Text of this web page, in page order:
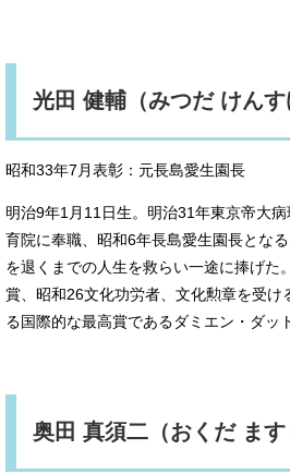
光田 健輔（みつだ けんす
昭和33年7月表彰：元長島愛生園長
明治9年1月11日生。明治31年東京帝大
育院に奉職、昭和6年長島愛生園長とな
を退くまでの人生を救らい一途に捧げた
賞、昭和26文化功労者、文化勲章を受け
る国際的な最高賞であるダミエン・ダッ
奥田 真須二（おくだ ます